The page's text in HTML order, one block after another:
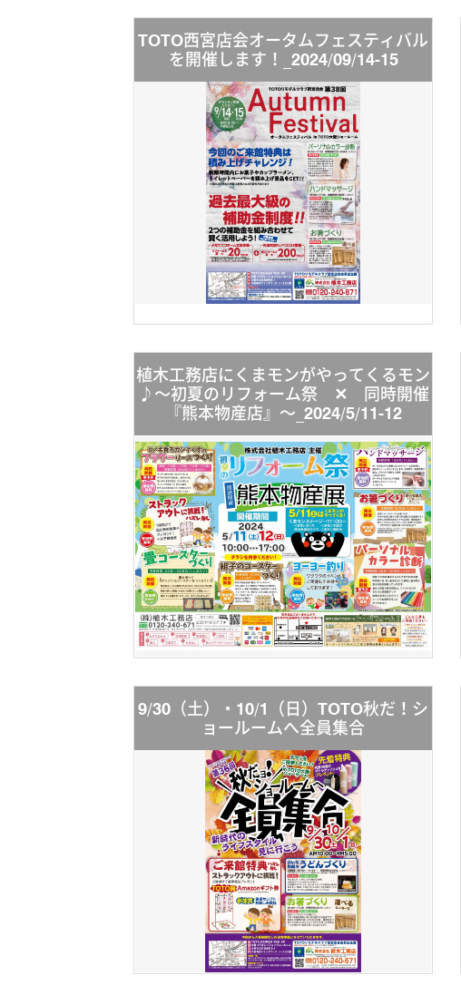
TOTO西宮店会オータムフェスティバル
を開催します！_2024/09/14-15
植木工務店にくまモンがやってくるモン
♪～初夏のリフォーム祭 ✕ 同時開催
『熊本物産店』～_2024/5/11-12
9/30（土）・10/1（日）TOTO秋だ！シ
ョールームへ全員集合